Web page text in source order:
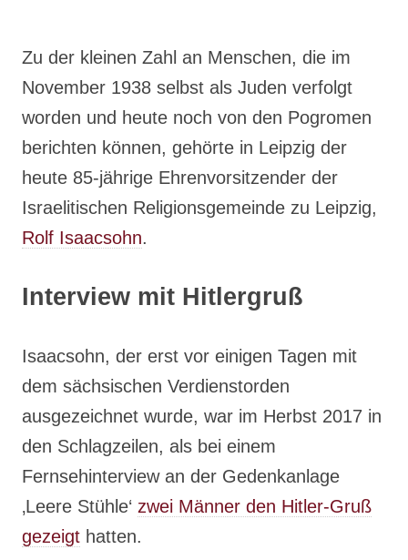
Zu der kleinen Zahl an Menschen, die im
November 1938 selbst als Juden verfolgt
worden und heute noch von den Pogromen
berichten können, gehörte in Leipzig der
heute 85-jährige Ehrenvorsitzender der
Israelitischen Religionsgemeinde zu Leipzig,
Rolf Isaacsohn.
Interview mit Hitlergruß
Isaacsohn, der erst vor einigen Tagen mit
dem sächsischen Verdienstorden
ausgezeichnet wurde, war im Herbst 2017 in
den Schlagzeilen, als bei einem
Fernsehinterview an der Gedenkanlage
‚Leere Stühle‘ zwei Männer den Hitler-Gruß
gezeigt hatten.